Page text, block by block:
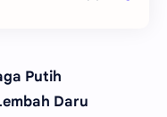
Putih
Daru